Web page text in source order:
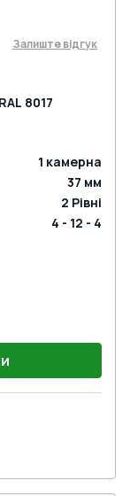
Залиште відгук
8017
1 камерна
37 мм
2 Рівні
4 - 12 - 4